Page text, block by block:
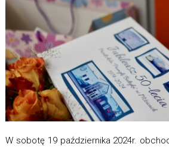
W sobotę 19 października 2024r.